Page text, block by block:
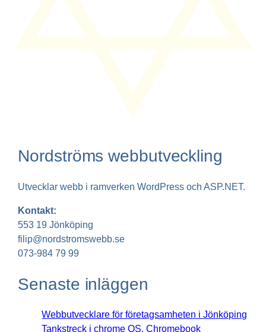
Nordströms webbutveckling
Utvecklar webb i ramverken WordPress och ASP.NET.
Kontakt:
553 19 Jönköping
filip@nordstromswebb.se
073-984 79 99
Senaste inläggen
Webbutvecklare för företagsamheten i Jönköping
Tankstreck i chrome OS, Chromebook